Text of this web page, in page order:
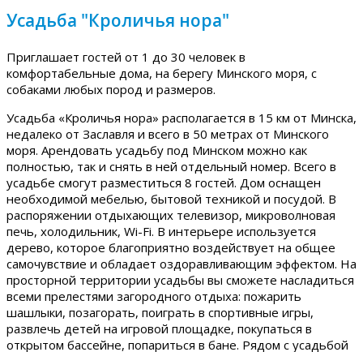
Усадьба "Кроличья нора"
Приглашает гостей от 1 до 30 человек в
комфортабельные дома, на берегу Минского моря, с
собаками любых пород и размеров.
Усадьба «Кроличья нора» располагается в 15 км от Минска,
недалеко от Заславля и всего в 50 метрах от Минского
моря. Арендовать усадьбу под Минском можно как
полностью, так и снять в ней отдельный номер. Всего в
усадьбе смогут разместиться 8 гостей. Дом оснащен
необходимой мебелью, бытовой техникой и посудой. В
распоряжении отдыхающих телевизор, микроволновая
печь, холодильник, Wi-Fi. В интерьере используется
дерево, которое благоприятно воздействует на общее
самочувствие и обладает оздоравливающим эффектом. На
просторной территории усадьбы вы сможете насладиться
всеми прелестями загородного отдыха: пожарить
шашлыки, позагорать, поиграть в спортивные игры,
развлечь детей на игровой площадке, покупаться в
открытом бассейне, попариться в бане. Рядом с усадьбой